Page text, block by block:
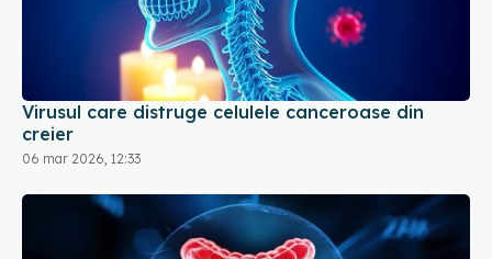
Virusul care distruge celulele canceroase din
creier
06 mar 2026, 12:33